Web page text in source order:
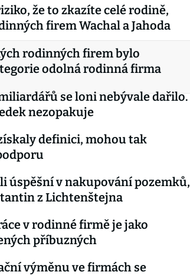
že to zkazíte celé rodině,
firem Wachal a Jahoda
rodinných firem bylo
odolná rodinná firma
se loni nebývale dařilo.
nezopakuje
definici, mohou tak
úspěšní v nakupování pozemků,
z Lichtenštejna
v rodinné firmě je jako
příbuzných
výměnu ve firmách se